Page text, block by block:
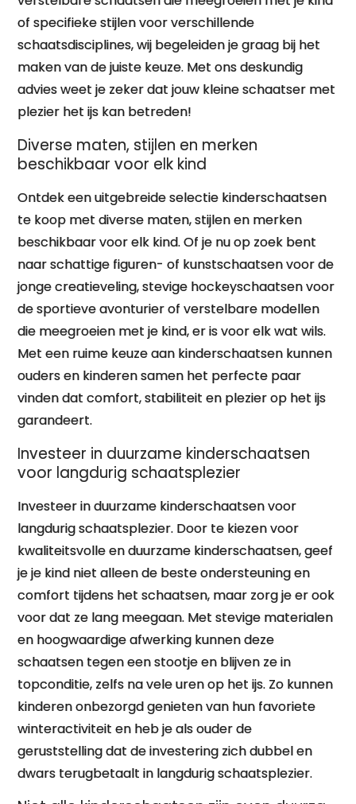
of specifieke stijlen voor verschillende
schaatsdisciplines, wij begeleiden je graag bij het
maken van de juiste keuze. Met ons deskundig
advies weet je zeker dat jouw kleine schaatser met
plezier het ijs kan betreden!
Diverse maten, stijlen en merken
beschikbaar voor elk kind
Ontdek een uitgebreide selectie kinderschaatsen
te koop met diverse maten, stijlen en merken
beschikbaar voor elk kind. Of je nu op zoek bent
naar schattige figuren- of kunstschaatsen voor de
jonge creatieveling, stevige hockeyschaatsen voor
de sportieve avonturier of verstelbare modellen
die meegroeien met je kind, er is voor elk wat wils.
Met een ruime keuze aan kinderschaatsen kunnen
ouders en kinderen samen het perfecte paar
vinden dat comfort, stabiliteit en plezier op het ijs
garandeert.
Investeer in duurzame kinderschaatsen
voor langdurig schaatsplezier
Investeer in duurzame kinderschaatsen voor
langdurig schaatsplezier. Door te kiezen voor
kwaliteitsvolle en duurzame kinderschaatsen, geef
je je kind niet alleen de beste ondersteuning en
comfort tijdens het schaatsen, maar zorg je er ook
voor dat ze lang meegaan. Met stevige materialen
en hoogwaardige afwerking kunnen deze
schaatsen tegen een stootje en blijven ze in
topconditie, zelfs na vele uren op het ijs. Zo kunnen
kinderen onbezorgd genieten van hun favoriete
winteractiviteit en heb je als ouder de
geruststelling dat de investering zich dubbel en
dwars terugbetaalt in langdurig schaatsplezier.